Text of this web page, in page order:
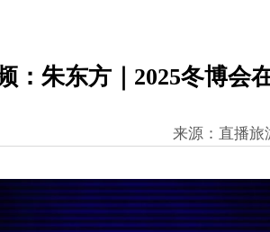
：朱东方｜2025冬博会
来源：直播